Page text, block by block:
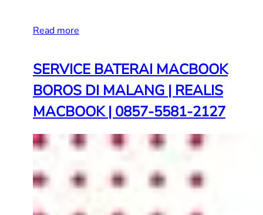
Read more
SERVICE BATERAI MACBOOK
BOROS DI MALANG | REALIS
MACBOOK | 0857-5581-2127